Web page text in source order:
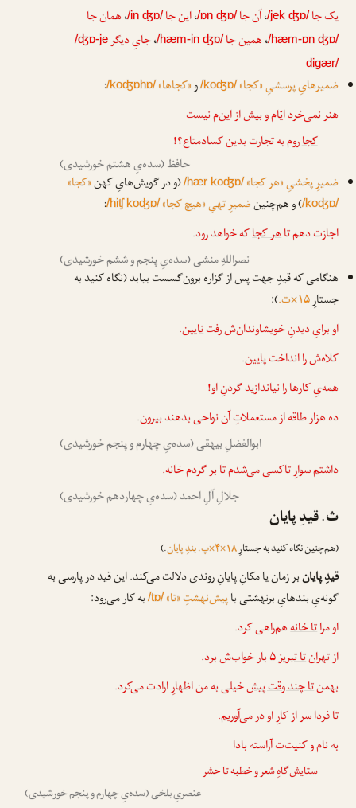
یک جا /jek ʤɒ/،آن جا /ɒn ʤɒ/،این جا /in ʤɒ/،همان جا
/hæm-ɒn ʤɒ/،همین جا /hæm-in ʤɒ/،جایِ دیگر /ʤɒ-je
digær/
ضمیرهایِ پرسشیِ «کجا»/koʤɒ/و«کجاها»/koʤɒhɒ/
:
هنر نمی‌خرد ایّام و بیش از این‌م نیست
کجاروم به تجارت بدین کساد‌متاع؟!
حافظ (سده‌یِ هشتم خورشیدی)
ضمیرِ پخشیِ «هر کجا»/hær koʤɒ/(و در گویش‌هایِ کهن«کجا»
/koʤɒ/) و هم‌چنینضمیرِ تهیِ «هیچ کجا»/hiʧ koʤɒ/
:
اجازت دهم تاهر کجاکه خواهد رود.
نصراللهِ منشی (سده‌یِ پنجم و ششم خورشیدی)
هنگامی که قیدِ جهت پس از گزاره برون‌گسست بیابد (نگاه کنید به
جستارِ۱۵×ت.
):
او برایِ دیدنِ خویشاوندان‌ش رفتنایین.
کلاه‌ش را انداختپایین.
همه‌یِ کارها را نیاندازیدگردنِ او!
ده هزار طاقه از مستعملاتِ آن نواحی بدهندبیرون.
ابوالفضلِ بیهقی (سده‌یِ چهارم و پنجم خورشیدی)
داشتم سوارِ تاکسی می‌شدم تا بر گردمخانه.
جلالِ آلِ احمد (سده‌یِ چهاردهم خورشیدی)
ث. قیدِ پایان
(هم‌چنین نگاه کنید به جستارِ۱۸×۴×پ. بندِ پایان .)
قیدِ پایانبر زمان یا مکانِ پایانِ روندی دلالت می‌کند. این قید در پارسی به
گونه‌یِ بندهایِ برنهشتی باپیش‌نهشتِ «تا»/tɒ/به کار می‌رود:
او مراتا خانههم‌راهی کرد.
از تهرانتا تبریز۵ بار خواب‌ش برد.
بهمنتا چند وقت پیشخیلی به من اظهارِ ارادت می‌کرد.
تا فرداسر از کارِ او در می‌آوریم.
به نام و کنیت‌ت آراسته بادا
ستایش‌گاهِ شعر و خطبهتا حشر
عنصریِ بلخی (سده‌یِ چهارم و پنجم خورشیدی)